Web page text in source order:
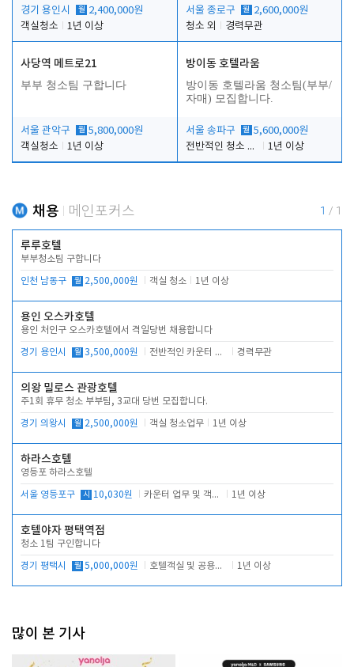
경기 용인시 월 2,400,000원
객실청소
1년 이상
서울 종로구 월 2,600,000원
청소 외
경력무관
사당역 메트로21
부부 청소팀 구합니다
서울 관악구 월 5,800,000원
객실청소
1년 이상
방이동 호텔라움
방이동 호텔라움 청소팀(부부/
자매) 모집합니다.
서울 송파구 월 5,600,000원
전반적인 청소 업무(객실청소.객실정리)
1년 이상
채용 메인포커스 1 / 1
루루호텔
부부청소팀 구합니다
인천 남동구 월 2,500,000원 객실 청소 1년 이상
용인 오스카호텔
용인 처인구 오스카호텔에서 격일당번 채용합니다
경기 용인시 월 3,500,000원 전반적인 카운터 업무 경력무관
의왕 밀로스 관광호텔
주1회 휴무 청소 부부팀, 3교대 당번 모집합니다.
경기 의왕시 월 2,500,000원 객실 청소업무 1년 이상
하라스호텔
영등포 하라스호텔
서울 영등포구 시 10,030원 카운터 업무 및 객실관리(청소상태 확인, 객실판매) 1년 이상
호텔야자 평택역점
청소 1팀 구인합니다
경기 평택시 월 5,000,000원 호텔객실 및 공용시설 청소 관리 1년 이상
많이 본 기사